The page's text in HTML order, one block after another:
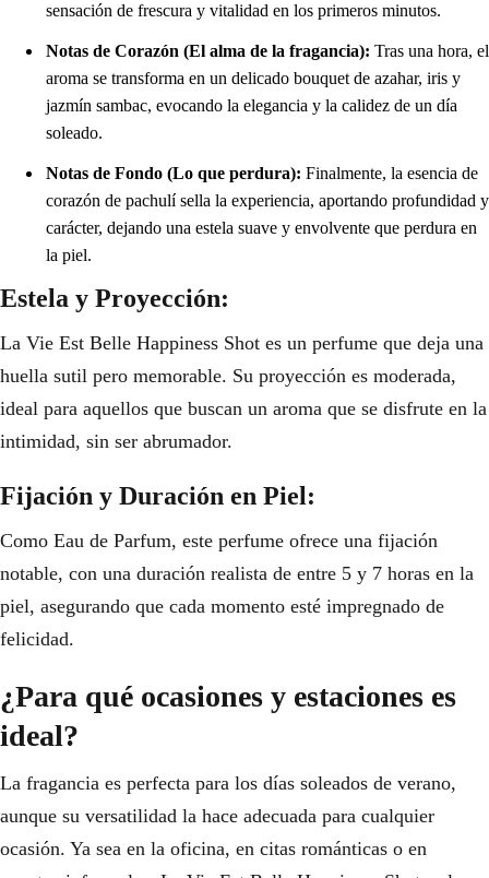
sensación de frescura y vitalidad en los primeros minutos.
Notas de Corazón (El alma de la fragancia): Tras una hora, el
aroma se transforma en un delicado bouquet de azahar, iris y
jazmín sambac, evocando la elegancia y la calidez de un día
soleado.
Notas de Fondo (Lo que perdura): Finalmente, la esencia de
corazón de pachulí sella la experiencia, aportando profundidad y
carácter, dejando una estela suave y envolvente que perdura en
la piel.
Estela y Proyección:
La Vie Est Belle Happiness Shot es un perfume que deja una
huella sutil pero memorable. Su proyección es moderada,
ideal para aquellos que buscan un aroma que se disfrute en la
intimidad, sin ser abrumador.
Fijación y Duración en Piel:
Como Eau de Parfum, este perfume ofrece una fijación
notable, con una duración realista de entre 5 y 7 horas en la
piel, asegurando que cada momento esté impregnado de
felicidad.
¿Para qué ocasiones y estaciones es
ideal?
La fragancia es perfecta para los días soleados de verano,
aunque su versatilidad la hace adecuada para cualquier
ocasión. Ya sea en la oficina, en citas románticas o en